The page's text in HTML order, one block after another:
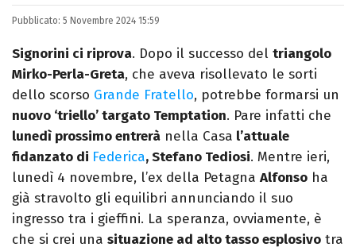
Autore, giornalista, cantautore. Laureato in
cinema, poesia e Shakespeare. Scrive
canzoni e ama i gatti.
Pubblicato: 5 Novembre 2024 15:59
Signorini ci riprova. Dopo il successo del triangolo
Mirko-Perla-Greta, che aveva risollevato le sorti
dello scorso Grande Fratello, potrebbe formarsi un
nuovo ‘triello’ targato Temptation. Pare infatti che
lunedì prossimo entrerà nella Casa l’attuale
fidanzato di Federica, Stefano Tediosi. Mentre ieri,
lunedì 4 novembre, l’ex della Petagna Alfonso ha
già stravolto gli equilibri annunciando il suo
ingresso tra i gieffini. La speranza, ovviamente, è
che si crei una situazione ad alto tasso esplosivo tra